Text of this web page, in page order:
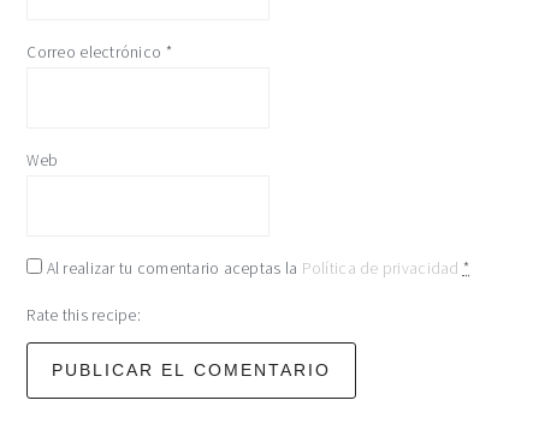
Correo electrónico *
Web
Al realizar tu comentario aceptas la Política de privacidad *
Rate this recipe: